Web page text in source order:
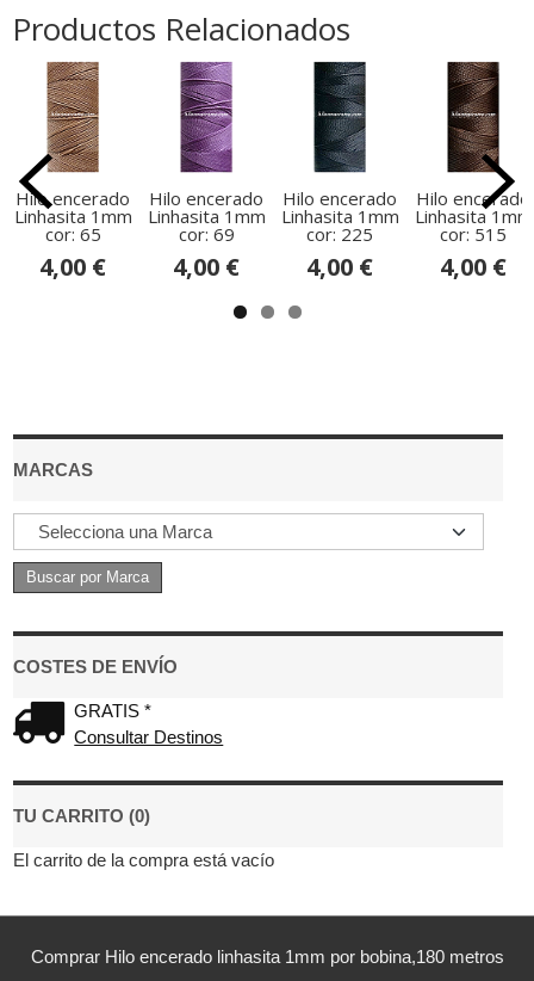
MARCAS
COSTES DE ENVÍO
GRATIS *
Consultar Destinos
TU CARRITO (0)
El carrito de la compra está vacío
Productos Relacionados
Hilo encerado
Linhasita 1mm
cor: 65
4,00 €
Hilo encerado
Linhasita 1mm
cor: 69
4,00 €
Hilo encerado
Linhasita 1mm
cor: 225
4,00 €
Hilo encerado
Linhasita 1mm
cor: 515
4,00 €
Comprar Hilo encerado linhasita 1mm por bobina,180 metros